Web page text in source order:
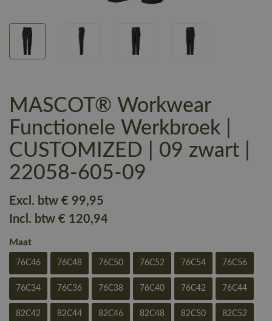
MASCOT® Workwear
Functionele Werkbroek |
CUSTOMIZED | 09 zwart |
22058-605-09
Excl. btw € 99,95
Incl. btw € 120,94
Maat
76C46 76C48 76C50 76C52 76C54 76C56
76C34 76C36 76C38 76C40 76C42 76C44
82C42 82C44 82C46 82C48 82C50 82C52